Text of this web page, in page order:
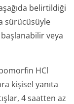
belirtildiği
sürücüsüyle
veya
HCl
kişisel yanıta
4 saatten az